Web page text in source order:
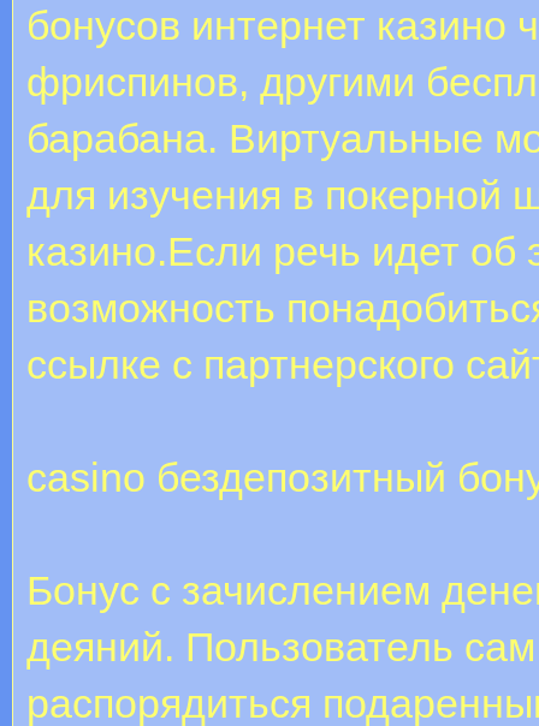
бонусов интернет казино
фриспинов, другими
барабана. Виртуальные
для изучения в покерной
казино.Если речь идет об
возможность
ссылке с партнерского
casino бездепозитный
Бонус с зачислением
деяний. Пользователь
распорядиться